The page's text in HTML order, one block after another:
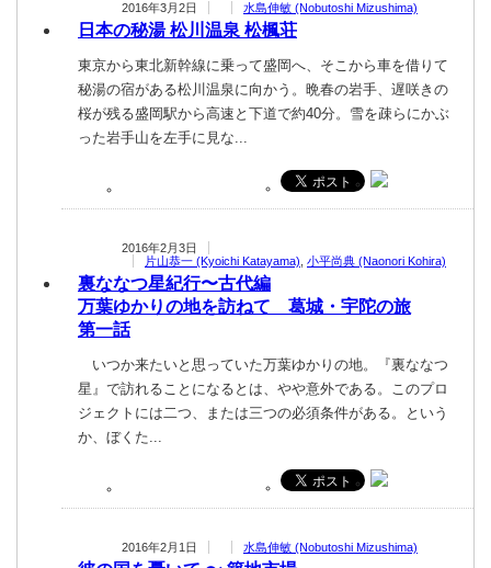
2016年3月2日 水島伸敏 (Nobutoshi Mizushima)
日本の秘湯 松川温泉 松楓荘
東京から東北新幹線に乗って盛岡へ、そこから車を借りて
秘湯の宿がある松川温泉に向かう。晩春の岩手、遅咲きの
桜が残る盛岡駅から高速と下道で約40分。雪を疎らにかぶ
った岩手山を左手に見な...
2016年2月3日
片山恭一 (Kyoichi Katayama) 小平尚典 (Naonori Kohira)
裏ななつ星紀行〜古代編
万葉ゆかりの地を訪ねて 葛城・宇陀の旅
第一話
いつか来たいと思っていた万葉ゆかりの地。『裏ななつ
星』で訪れることになるとは、やや意外である。このプロ
ジェクトには二つ、または三つの必須条件がある。という
か、ぼくた...
2016年2月1日 水島伸敏 (Nobutoshi Mizushima)